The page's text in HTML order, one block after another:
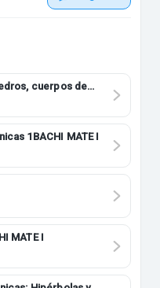
cuerpos de
3ESO
1BACHI MATE I
Curvas y superficies 2BACHI MATE I